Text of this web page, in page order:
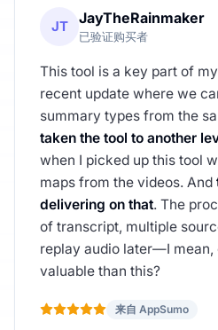
JT JayTheRainmaker
已验证购买者
This tool is a key part of
recent update where we
summary types from the
taken the tool to another
when I picked up this tool
maps from the videos. And
delivering on that. The
of transcript, multiple
replay audio later—I mean,
valuable than this?
来自 AppSumo